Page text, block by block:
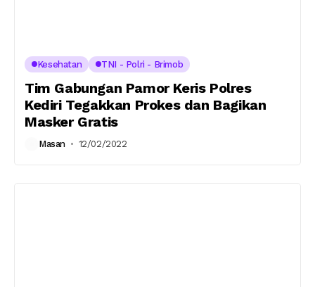
Kesehatan TNI - Polri - Brimob
Tim Gabungan Pamor Keris Polres
Kediri Tegakkan Prokes dan Bagikan
Masker Gratis
Masan 12/02/2022